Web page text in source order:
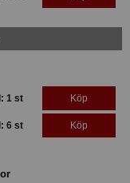
1 st Köp
6 st Köp